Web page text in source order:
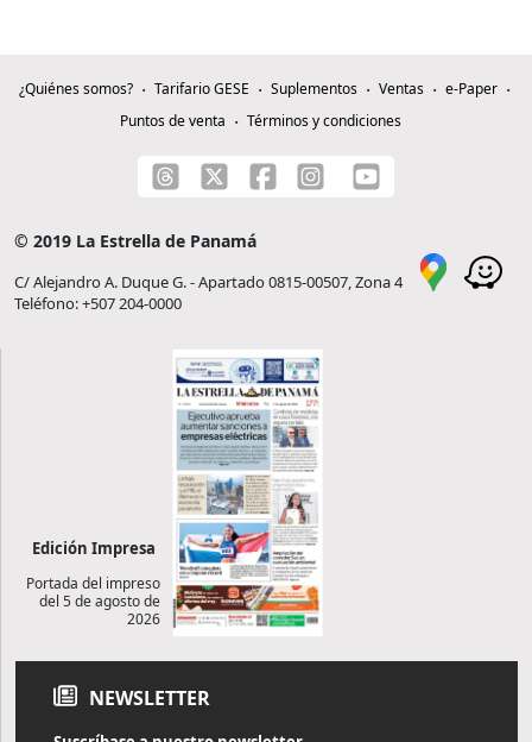
¿Quiénes somos? Tarifario GESE Suplementos Ventas
e-Paper
Puntos de venta
Términos y condiciones
© 2019 La Estrella de Panamá
C/ Alejandro A. Duque G. - Apartado 0815-00507, Zona 4
Teléfono: +507 204-0000
Edición Impresa
Portada del impreso
del 5 de agosto de
2026
NEWSLETTER